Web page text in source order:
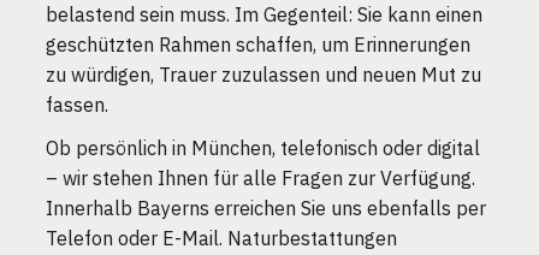
belastend sein muss. Im Gegenteil: Sie kann einen
geschützten Rahmen schaffen, um Erinnerungen
zu würdigen, Trauer zuzulassen und neuen Mut zu
fassen.
Ob persönlich in München, telefonisch oder digital
– wir stehen Ihnen für alle Fragen zur Verfügung.
Innerhalb Bayerns erreichen Sie uns ebenfalls per
Telefon oder E-Mail. Naturbestattungen